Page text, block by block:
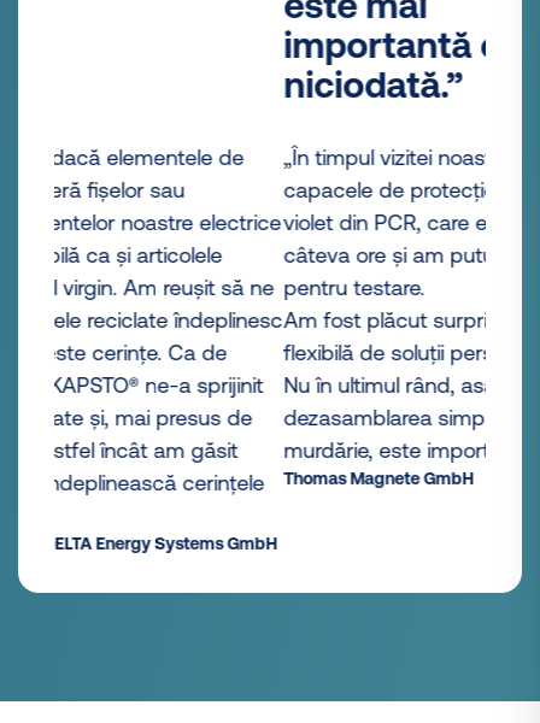
importantă ca
„În timpul vizitei noastre la Lohne, am primit
capacele de protecție de culoare albastru-
violet din PCR, care economisesc resurse, în
câteva ore și am putut să le luăm imediat
pentru testare.
Am fost plăcut surprinși de furnizarea
flexibilă de soluții personalizate.
Nu în ultimul rând, asamblarea și
dezasamblarea simplă, fără a genera
murdărie, este importantă pentru noi.”
Thomas Magnete GmbH